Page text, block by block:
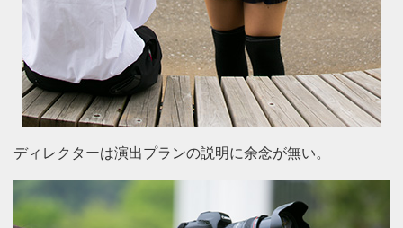
ディレクターは演出プランの説明に余念が無い。